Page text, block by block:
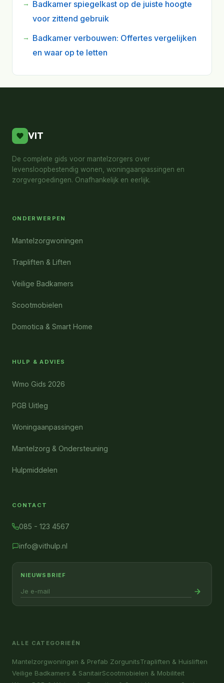
Badkamer spiegelkast op de juiste hoogte
voor zittend gebruik
Badkamer verbouwen: Offertes vergelijken
en waar op te letten
VIT
De complete gids voor mantelzorgers over
levensloopbestendig wonen, woningaanpassingen en
zorgvergoedingen. Onafhankelijk en eerlijk.
ONDERWERPEN
Mantelzorgwoningen
Trapliften & Liften
Veilige Badkamers
Scootmobielen
Domotica & Smart Home
HULP & ADVIES
Wmo Gids 2026
PGB Uitleg
Woningaanpassingen
Mantelzorg & Ondersteuning
Hulpmiddelen
CONTACT
085 - 123 4567
info@vithulp.nl
NIEUWSBRIEF
ALLE CATEGORIEËN
Mantelzorgwoningen & Prefab ZorgunitsTrapliften & Huisliften
Veilige Badkamers & SanitairScootmobielen & Mobiliteit